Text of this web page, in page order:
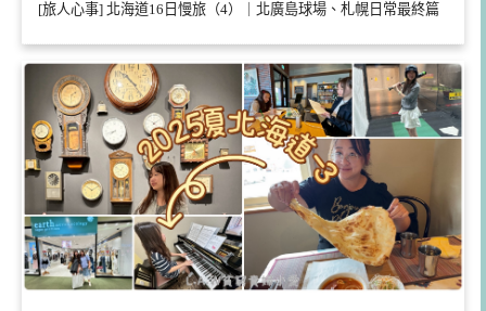
[旅人心事] 北海道16日慢旅（4）｜北廣島球場、札幌日常最終篇